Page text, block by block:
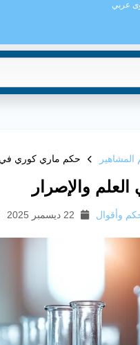
عربي
حكم ماري كوري في
والإصرار
وأقوال